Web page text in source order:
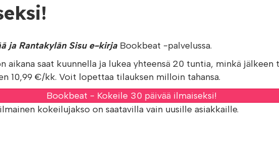
ja Rantakylän Sisu e-kirja Bookbeat -palvelussa.
aikana saat kuunnella ja lukea yhteensä 20 tuntia, minkä jälkeen
10,99 €/kk. Voit lopettaa tilauksen milloin tahansa.
Bookbeat - Kokeile 30 päivää ilmaiseksi!
kokeilujakso on saatavilla vain uusille asiakkaille.